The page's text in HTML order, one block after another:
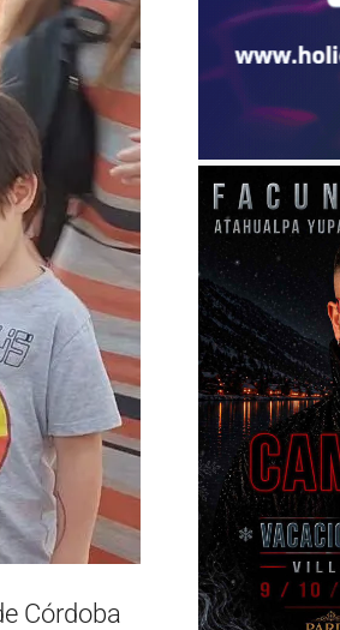
Córdoba